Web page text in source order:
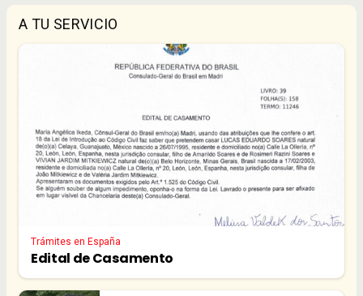
A TU SERVICIO
Trámites en España
Edital de Casamento